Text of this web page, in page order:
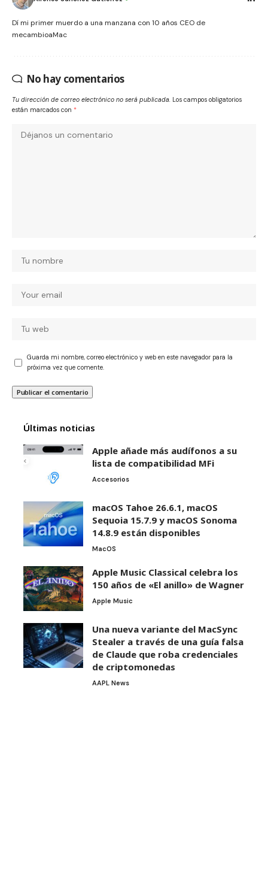
Dí mi primer muerdo a una manzana con 10 años CEO de
mecambioaMac
No hay comentarios
Tu dirección de correo electrónico no será publicada. Los campos obligatorios
están marcados con *
Guarda mi nombre, correo electrónico y web en este navegador para la
próxima vez que comente.
Últimas noticias
Apple añade más audífonos a su
lista de compatibilidad MFi
Accesorios
macOS Tahoe 26.6.1, macOS
Sequoia 15.7.9 y macOS Sonoma
14.8.9 están disponibles
MacOS
Apple Music Classical celebra los
150 años de «El anillo» de Wagner
Apple Music
Una nueva variante del MacSync
Stealer a través de una guía falsa
de Claude que roba credenciales
de criptomonedas
AAPL News